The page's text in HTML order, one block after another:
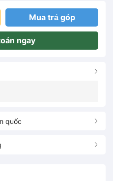
Mua trả góp
ngay
quốc